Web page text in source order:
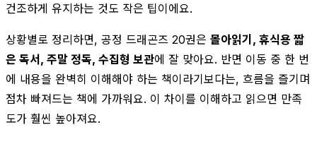
건조하게 유지하는 것도 작은 팁이에요.
상황별로 정리하면, 공정 드래곤즈 20권은 몰아읽기, 휴식용 짧
은 독서, 주말 정독, 수집형 보관에 잘 맞아요. 반면 이동 중 한 번
에 내용을 완벽히 이해해야 하는 책이라기보다는, 흐름을 즐기며
점차 빠져드는 책에 가까워요. 이 차이를 이해하고 읽으면 만족
도가 훨씬 높아져요.